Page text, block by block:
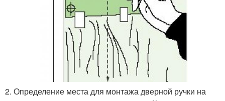
2. Определение места для монтажа дверной ручки на